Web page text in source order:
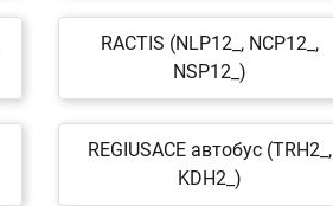
RACTIS (NLP12_, NCP12_,
NSP12_)
REGIUSACE автобус (TRH2_,
KDH2_)